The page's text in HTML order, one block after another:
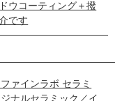
ウコーティング＋撥
です
ナルセラミック／イ